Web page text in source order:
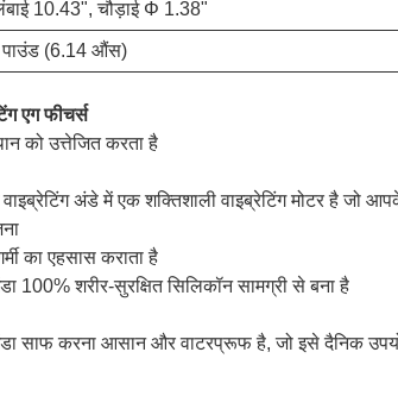
10.43", चौड़ाई Φ 1.38"
(6.14 औंस)
एग फीचर्स
को उत्तेजित करता है
अंडे में एक शक्तिशाली वाइब्रेटिंग मोटर है जो
का एहसास कराता है
100% शरीर-सुरक्षित सिलिकॉन सामग्री से बना है
साफ करना आसान और वाटरप्रूफ है, जो इसे दैनिक